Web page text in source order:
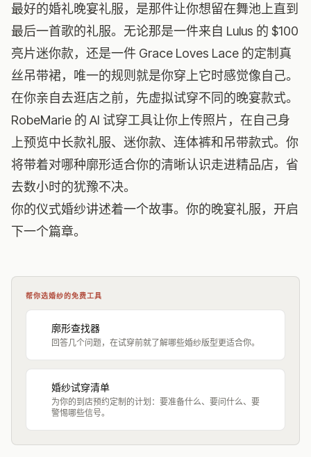
最好的婚礼晚宴礼服，是那件让你想留在舞池上直到
最后一首歌的礼服。无论那是一件来自 Lulus 的 $100
亮片迷你款，还是一件 Grace Loves Lace 的定制真
丝吊带裙，唯一的规则就是你穿上它时感觉像自己。
在你亲自去逛店之前，先虚拟试穿不同的晚宴款式。
RobeMarie 的 AI 试穿工具让你上传照片，在自己身
上预览中长款礼服、迷你款、连体裤和吊带款式。你
将带着对哪种廓形适合你的清晰认识走进精品店，省
去数小时的犹豫不决。
你的仪式婚纱讲述着一个故事。你的晚宴礼服，开启
下一个篇章。
帮你选婚纱的免费工具
廓形查找器
回答几个问题，在试穿前就了解哪些婚纱版型更适合你。
婚纱试穿清单
为你的到店预约定制的计划：要准备什么、要问什么、要
警惕哪些信号。